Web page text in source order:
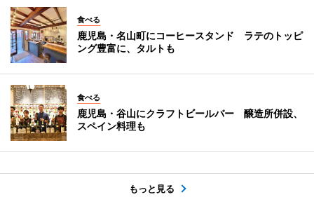
食べる
鹿児島・名山町にコーヒースタンド ラテのトッピ
ング豊富に、タルトも
食べる
鹿児島・谷山にクラフトビールバー 醸造所併設、
スペイン料理も
もっと見る